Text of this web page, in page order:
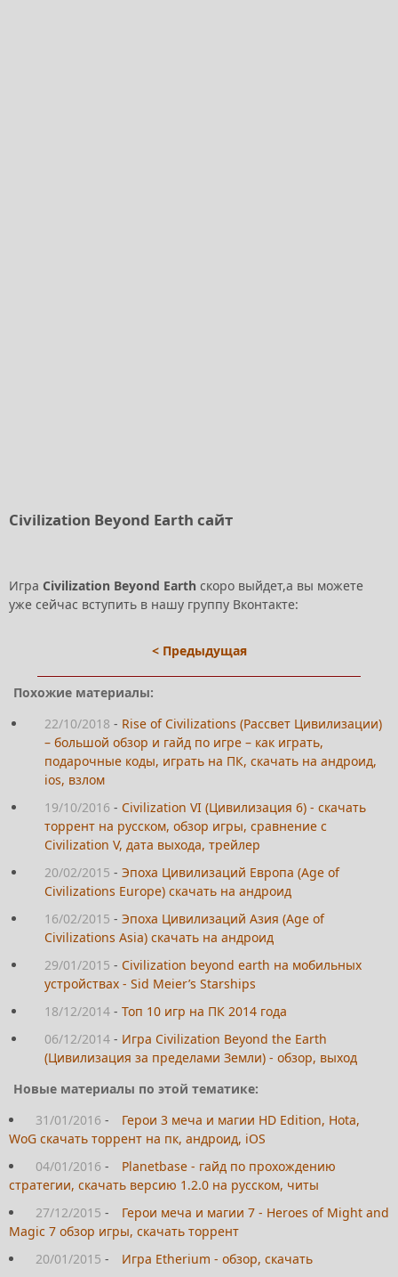
Civilization Beyond Earth сайт
Игра Civilization Beyond Earth скоро выйдет,а вы можете
уже сейчас вступить в нашу группу Вконтакте:
< Предыдущая
Похожие материалы:
22/10/2018 - Rise of Civilizations (Рассвет Цивилизации)
– большой обзор и гайд по игре – как играть,
подарочные коды, играть на ПК, скачать на андроид,
ios, взлом
19/10/2016 - Civilization VI (Цивилизация 6) - скачать
торрент на русском, обзор игры, сравнение с
Civilization V, дата выхода, трейлер
20/02/2015 - Эпоха Цивилизаций Европа (Age of
Civilizations Europe) скачать на андроид
16/02/2015 - Эпоха Цивилизаций Азия (Age of
Civilizations Asia) скачать на андроид
29/01/2015 - Civilization beyond earth на мобильных
устройствах - Sid Meier’s Starships
18/12/2014 - Топ 10 игр на ПК 2014 года
06/12/2014 - Игра Civilization Beyond the Earth
(Цивилизация за пределами Земли) - обзор, выход
Новые материалы по этой тематике:
31/01/2016 -
Герои 3 меча и магии HD Edition, Hota,
WoG скачать торрент на пк, андроид, iOS
04/01/2016 -
Planetbase - гайд по прохождению
стратегии, скачать версию 1.2.0 на русском, читы
27/12/2015 -
Герои меча и магии 7 - Heroes of Might and
Magic 7 обзор игры, скачать торрент
20/01/2015 -
Игра Etherium - обзор, скачать